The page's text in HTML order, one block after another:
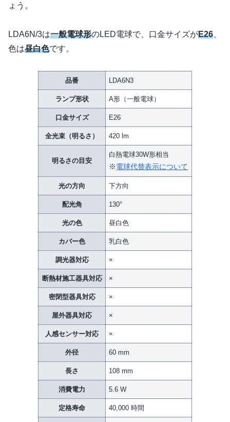
ょう。
LDA6N/3は一般電球形のLED電球で、口金サイズがE26
色は昼白色です。
品番 LDA6N3
ランプ形状 A形（一般電球）
口金サイズ E26
全光束（明るさ） 420 lm
明るさの目安
白熱電球30W形相当
※電球代替表示について
光の方向 下方向
配光角 130°
光の色 昼白色
カバー色 乳白色
調光器対応 ×
断熱材施工器具対応 ×
密閉型器具対応 ×
屋外器具対応 ×
人感センサー対応 ×
外径 60 mm
長さ 108 mm
消費電力 5.6 W
定格寿命 40,000 時間